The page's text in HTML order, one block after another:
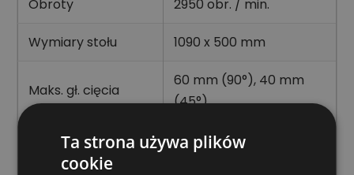
Obroty 2950 obr. / min.
Wymiary stołu 1090 x 500 mm
Maks. gł. cięcia
60 mm (90°), 40 mm
(45°)
Długość cięcia max. 900 mm
Ta strona używa plików
cookie